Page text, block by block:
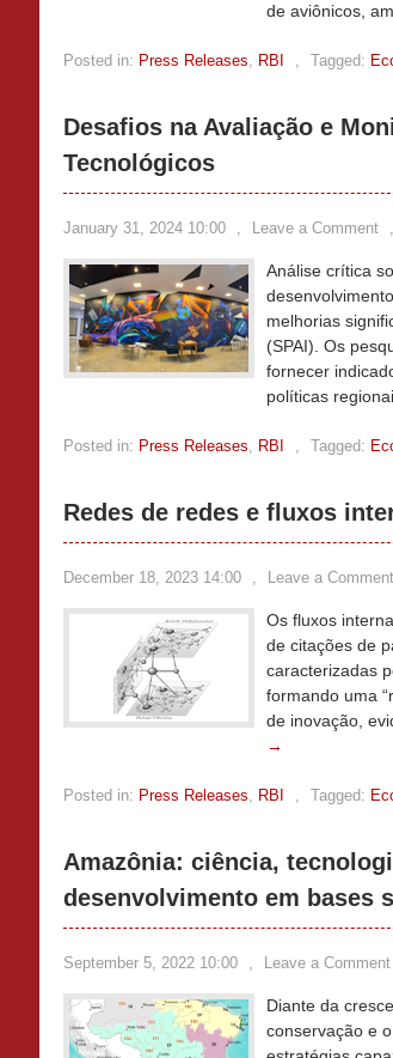
de aviônicos,
Posted in: Press Releases, RBI , Tagged:
Desafios na Avaliação e
Tecnológicos
January 31, 2024 10:00 , Leave a Comment ,
Análise crítica
melhorias
(SPAI). Os
fornecer
políticas
Posted in: Press Releases, RBI , Tagged:
Redes de redes e fluxos
December 18, 2023 14:00 , Leave a Comment
Os fluxos
de citações de
caracterizadas
formando uma
de inovação,
→
Posted in: Press Releases, RBI , Tagged:
Amazônia: ciência,
desenvolvimento em bases
September 5, 2022 10:00 , Leave a Comment
Diante da
conservação e